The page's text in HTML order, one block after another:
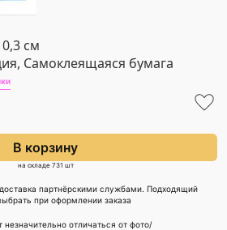
см
Самоклеящаяся бумага
В корзину
на складе 731 шт
партнёрскими службами. Подходящий
при оформлении заказа
отличаться от фото/